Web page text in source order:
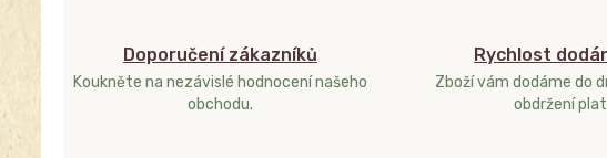
Doporučení zákazníků
Koukněte na nezávislé hodnocení našeho
obchodu.
Rychlost
Zboží vám dodáme do
obdržení